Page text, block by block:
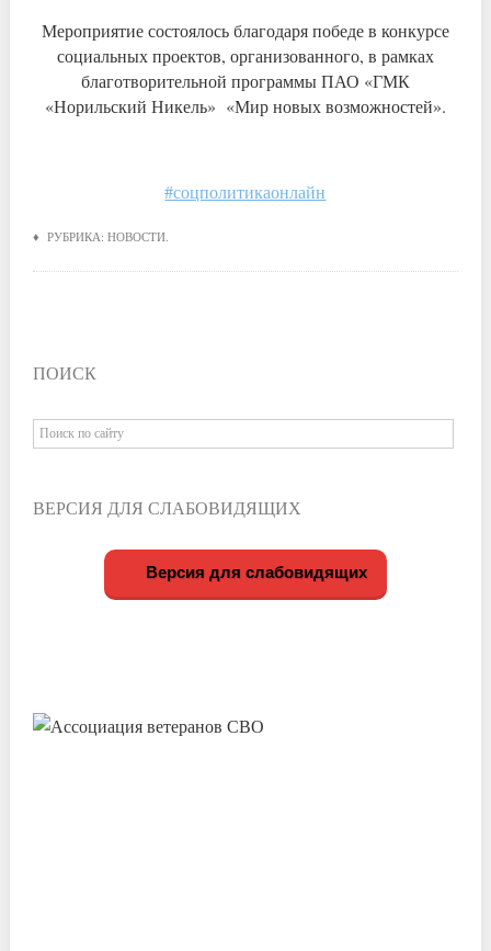
Мероприятие состоялось благодаря победе в конкурсе
социальных проектов, организованного, в рамках
благотворительной программы ПАО «ГМК
«Норильский Никель» «Мир новых возможностей».
#соцполитикаонлайн
♦ РУБРИКА:НОВОСТИ.
ПОИСК
ВЕРСИЯ ДЛЯ СЛАБОВИДЯЩИХ
Версия для слабовидящих